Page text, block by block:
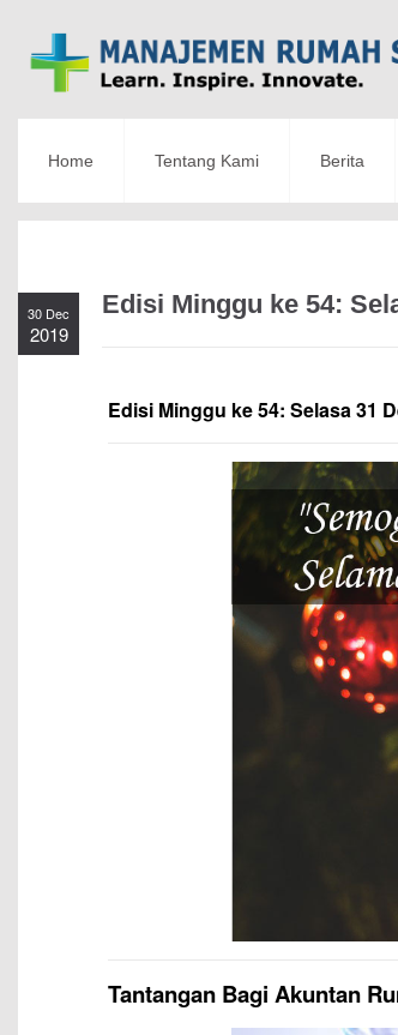
Home Tentang Kami Berita
30 Dec
2019
Edisi Minggu ke 54:
Edisi Minggu ke 54: Selasa 31
Tantangan Bagi Akuntan